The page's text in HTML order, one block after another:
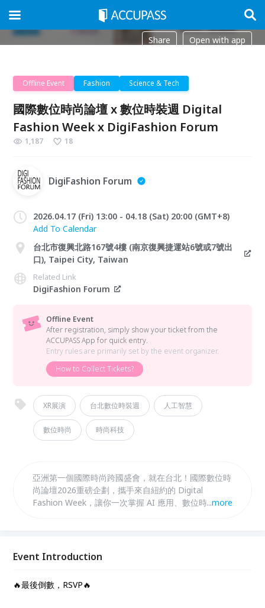
Share Open with app
Offline Event Fashion Science & Tech
國際數位時尚論壇 x 數位時裝週 Digital
Fashion Week x DigiFashion Forum
1,187 18
DigiFashion Forum
2026.04.17 (Fri) 13:00 - 04.18 (Sat) 20:00 (GMT+8)
Add To Calendar
台北市復興北路167號4樓 (南京復興捷運站6號或7號出
口), Taipei City, Taiwan
Related Link
DigiFashion Forum
Offline Event
After registration, simply show your ticket from the
ACCUPASS App for quick entry.
Entry rules are primarily set by the event organizer.
How to Collect Tickets?
XR展演 台北數位時裝週 人工智慧
數位時尚 時尚科技
亞洲第一個國際時尚跨國盛會，就在台北！國際數位時
尚論壇2026重磅企劃，攜手來自紐約的 Digital
Fashion Week，讓你一次掌握 AI 應用、數位時尚、數
Gaming Awards 遊戲時尚設計師全球首選發表會。好
...more
Event Introduction
🔥最後倒數，RSVP🔥